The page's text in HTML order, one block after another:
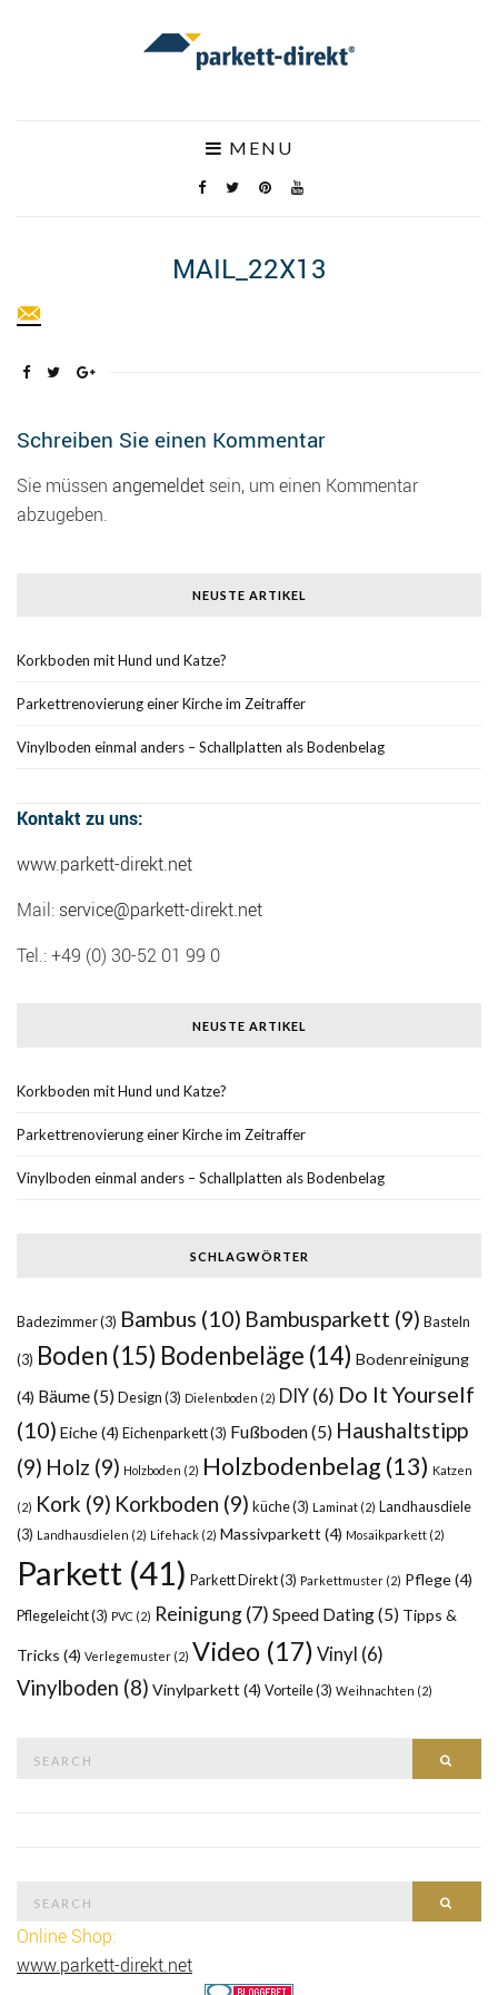
MENU
MAIL_22X13
Schreiben Sie einen Kommentar
Sie müssen angemeldet sein, um einen Kommentar
abzugeben.
NEUSTE ARTIKEL
Korkboden mit Hund und Katze?
Parkettrenovierung einer Kirche im Zeitraffer
Vinylboden einmal anders – Schallplatten als Bodenbelag
Kontakt zu uns:
www.parkett-direkt.net
Mail: service@parkett-direkt.net
Tel.: +49 (0) 30-52 01 99 0
NEUSTE ARTIKEL
Korkboden mit Hund und Katze?
Parkettrenovierung einer Kirche im Zeitraffer
Vinylboden einmal anders – Schallplatten als Bodenbelag
SCHLAGWÖRTER
Badezimmer(3) Bambus (10) Bambusparkett (9) Basteln
(3) Boden (15) Bodenbeläge (14) Bodenreinigung
(4) Bäume(5) Design (3) Dielenboden (2) DIY(6) Do It Yourself
(10) Eiche(4) Eichenparkett(3) Fußboden(5) Haushaltstipp
(9) Holz (9) Holzboden (2) Holzbodenbelag (13) Katzen
(2) Kork (9) Korkboden (9) küche(3) Laminat (2) Landhausdiele
(3) Landhausdielen (2) Lifehack (2) Massivparkett(4) Mosaikparkett (2)
Parkett (41) Parkett Direkt(3) Parkettmuster (2) Pflege(4)
Pflegeleicht(3) PVC (2) Reinigung(7) Speed Dating(5) Tipps &
Tricks (4) Verlegemuster (2) Video (17)Vinyl (6)
Vinylboden (8) Vinylparkett(4) Vorteile(3) Weihnachten (2)
Online Shop:
www.parkett-direkt.net